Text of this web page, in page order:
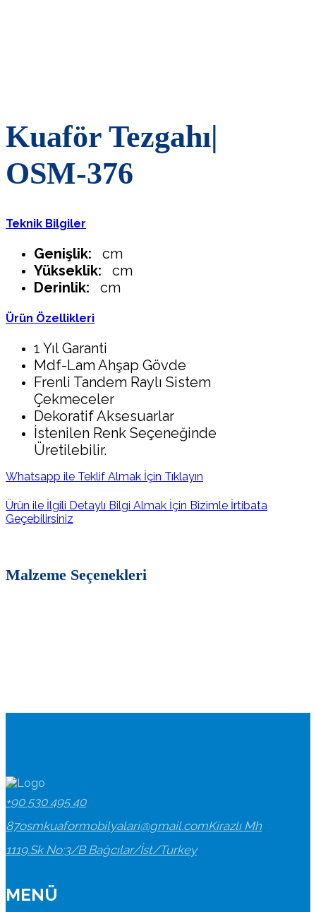
Kuaför Tezgahı|
OSM-376
Teknik Bilgiler
Genişlik: cm
Yükseklik:
cm
Derinlik:
cm
Ürün Özellikleri
1 Yıl Garanti
Mdf-Lam Ahşap Gövde
Frenli Tandem Raylı Sistem
Çekmeceler
Dekoratif Aksesuarlar
İstenilen Renk Seçeneğinde
Üretilebilir.
Whatsapp ile Teklif Almak İçin Tıklayın
Ürün ile İlgili Detaylı Bilgi Almak İçin Bizimle İrtibata
Geçebilirsiniz
Malzeme Seçenekleri
+90 530 495 40
87osmkuaformobilyalari@gmail.comKirazlı Mh
1119.Sk No:3/B Bağcılar/İst/Turkey
MENÜ